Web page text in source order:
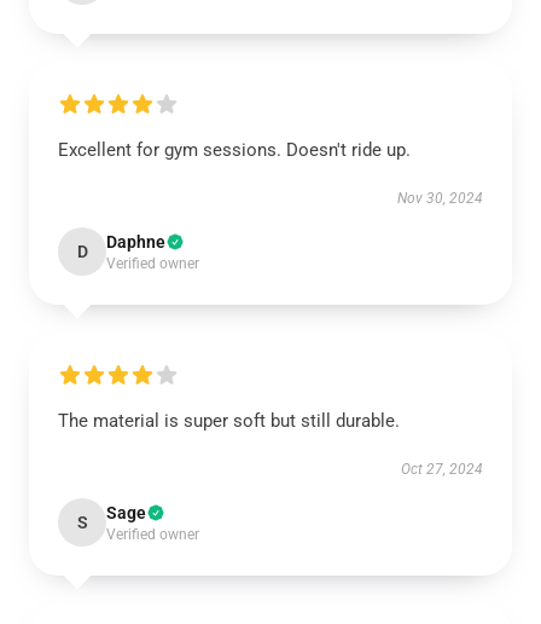
Excellent for gym sessions. Doesn't ride up.
Nov 30, 2024
D Daphne
Verified owner
The material is super soft but still durable.
Oct 27, 2024
S Sage
Verified owner